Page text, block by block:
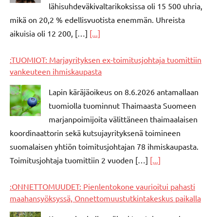
lähisuhdeväkivaltarikoksissa oli 15 500 uhria,
mikä on 20,2 % edellisvuotista enemmän. Uhreista
aikuisia oli 12 200, […] [...]
:TUOMIOT: Marjayrityksen ex-toimitusjohtaja tuomittiin
vankeuteen ihmiskaupasta
Lapin käräjäoikeus on 8.6.2026 antamallaan
tuomiolla tuominnut Thaimaasta Suomeen
marjanpoimijoita välittäneen thaimaalaisen
koordinaattorin sekä kutsujayrityksenä toimineen
suomalaisen yhtiön toimitusjohtajan 78 ihmiskaupasta.
Toimitusjohtaja tuomittiin 2 vuoden […] [...]
:ONNETTOMUUDET: Pienlentokone vaurioitui pahasti
maahansyöksyssä, Onnettomuustutkintakeskus paikalla